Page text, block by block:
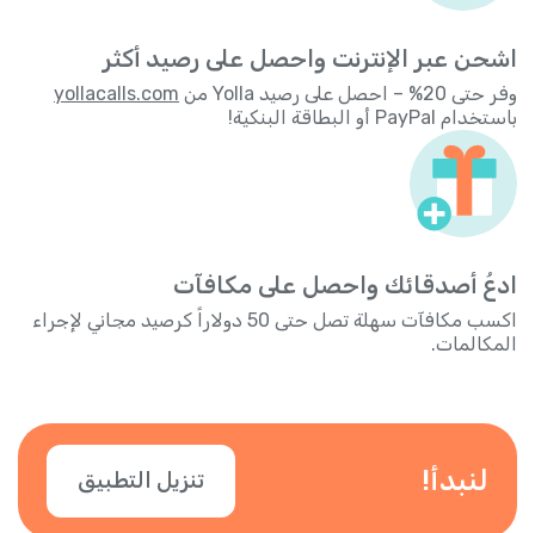
اشحن عبر الإنترنت واحصل على رصيد أكثر
وفر حتى 20% – احصل على رصيد Yolla من
yollacalls.com
باستخدام PayPal أو البطاقة البنكية!
ادعُ أصدقائك واحصل على مكافآت
اكسب مكافآت سهلة تصل حتى 50 دولاراً كرصيد مجاني لإجراء
المكالمات.
لنبدأ! تنزيل التطبيق